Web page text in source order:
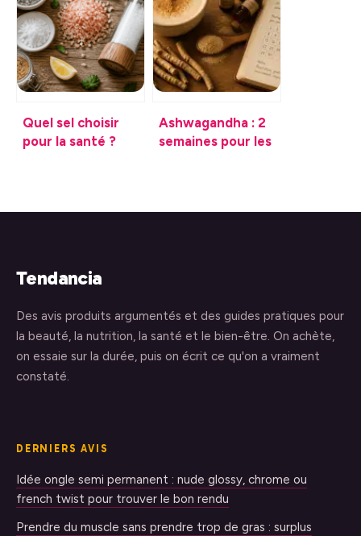
quotidien
distinguer pour
mieux agir
Quel sel choisir
pour la santé ?
Ashwagandha : 2
semaines pour les
optimal
Tendancia
Des avis produits argumentés et des guides pratiques pour
la beauté, la nutrition, la santé et le bien-être. On achète,
on essaie sur la durée, puis on écrit ce qu'on a vraiment
constaté.
DERNIERS AVIS
Idée ongle semi permanent : nude glossy, chrome ou
french twist pour trouver le bon rendu
Prendre du muscle sans prendre trop de gras : surplus